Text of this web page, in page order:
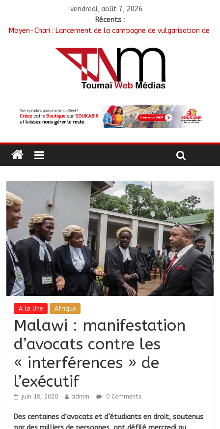
vendredi, août 7, 2026
Récents :
Moyen-Chari : Lancement de la campagne de vulgarisation de
Barh-Koh : Le MPS installe ses nouvelles instances locales à
Borkou : Recrudescence des braquages sur l’axe Faya-Kalaït
N’Djamena : Le maire intensifie le suivi des chantiers
Moyen-Chari : Les nouveaux bacheliers orientés vers leur
avenir
A la Une Afrique
Malawi : manifestation
d’avocats contre les
« interférences » de
l’exécutif
juin 18, 2020 admin 0 Comments
Des centaines d’avocats et d‘étudiants en droit, soutenus